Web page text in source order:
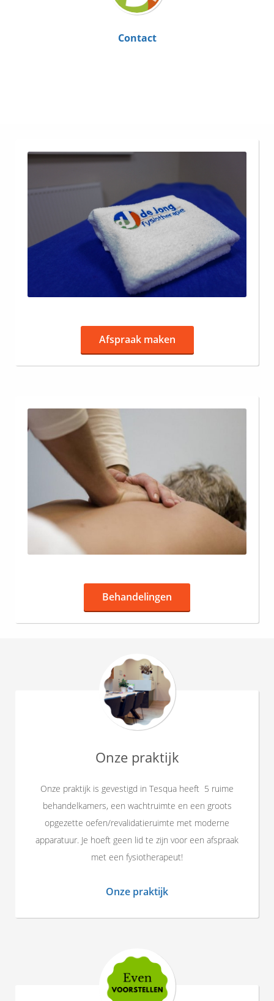
Contact
Afspraak maken
Behandelingen
Onze praktijk
Onze praktijk is gevestigd in Tesqua heeft 5 ruime
behandelkamers, een wachtruimte en een groots
opgezette oefen/revalidatieruimte met moderne
apparatuur. Je hoeft geen lid te zijn voor een afspraak
met een fysiotherapeut!
Onze praktijk